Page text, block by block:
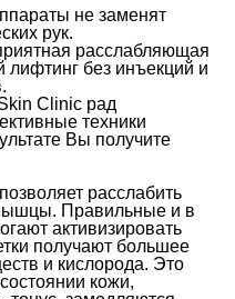
не заменят
рук.
расслабляющая
лифтинг без инъекций и
Clinic рад
техники
Вы получите
расслабить
Правильные и в
активизировать
получают большее
и кислорода. Это
кожи,